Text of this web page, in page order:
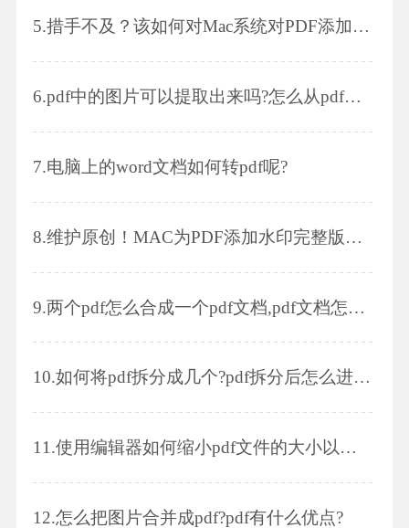
5.措手不及？该如何对Mac系统对PDF添加页眉页脚？
6.pdf中的图片可以提取出来吗?怎么从pdf中提取图片?
7.电脑上的word文档如何转pdf呢?
8.维护原创！MAC为PDF添加水印完整版步骤！
9.两个pdf怎么合成一个pdf文档,pdf文档怎么拆分成多个pdf文档
10.如何将pdf拆分成几个?pdf拆分后怎么进行编辑
11.使用编辑器如何缩小pdf文件的大小以及福昕pdf编辑器的使用
12.怎么把图片合并成pdf?pdf有什么优点?